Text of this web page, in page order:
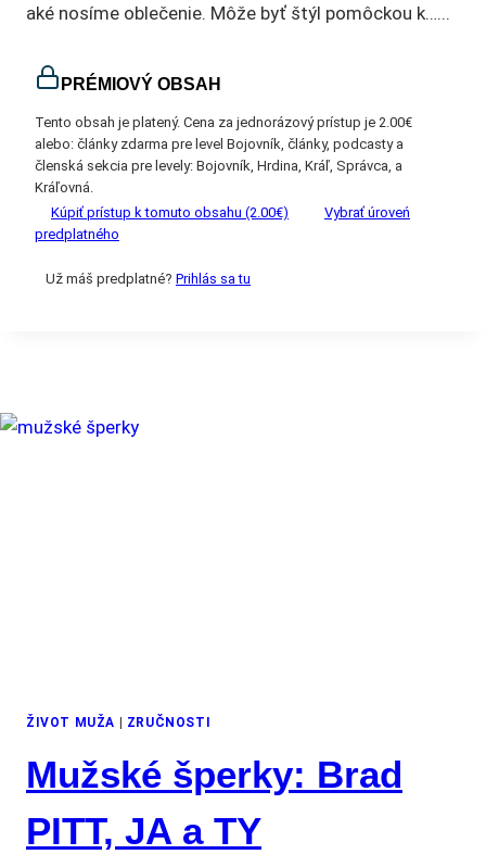
aké nosíme oblečenie. Môže byť štýl pomôckou k…...
PRÉMIOVÝ OBSAH
Tento obsah je platený. Cena za jednorázový prístup je 2.00€
alebo: články zdarma pre level Bojovník, články, podcasty a
členská sekcia pre levely: Bojovník, Hrdina, Kráľ, Správca, a
Kráľovná.
Kúpiť prístup k tomuto obsahu (2.00€)
Vybrať úroveń
predplatného
Už máš predplatné? Prihlás sa tu
ŽIVOT MUŽA ZRUČNOSTI
Mužské šperky: Brad
PITT, JA a TY